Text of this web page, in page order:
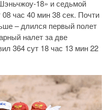
18» и седьмой
час 40 мин 38 сек. Почти
– длился первый полет
налет за две
364 сут 18 час 13 мин 22